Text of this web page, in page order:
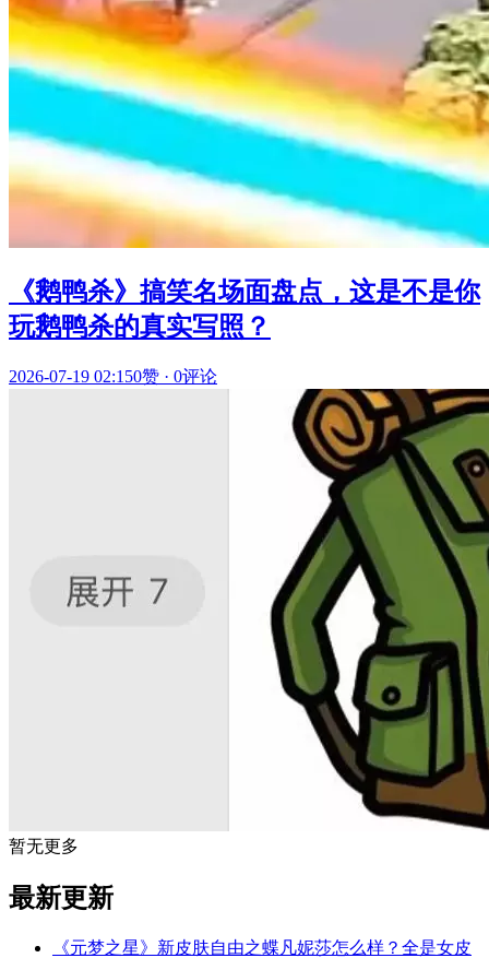
《鹅鸭杀》搞笑名场面盘点，这是不是你
玩鹅鸭杀的真实写照？
2026-07-19 02:150赞 · 0评论
暂无更多
最新更新
《元梦之星》新皮肤自由之蝶凡妮莎怎么样？全是女皮